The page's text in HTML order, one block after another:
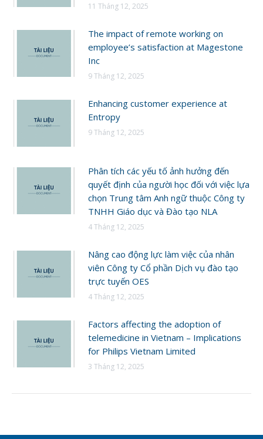
11 Tháng 12, 2025
The impact of remote working on
employee’s satisfaction at Magestone
Inc
9 Tháng 12, 2025
Enhancing customer experience at
Entropy
9 Tháng 12, 2025
Phân tích các yếu tố ảnh hưởng đến
quyết định của người học đối với việc lựa
chọn Trung tâm Anh ngữ thuộc Công ty
TNHH Giáo dục và Đào tạo NLA
4 Tháng 12, 2025
Nâng cao động lực làm việc của nhân
viên Công ty Cổ phần Dịch vụ đào tạo
trực tuyến OES
4 Tháng 12, 2025
Factors affecting the adoption of
telemedicine in Vietnam – Implications
for Philips Vietnam Limited
3 Tháng 12, 2025